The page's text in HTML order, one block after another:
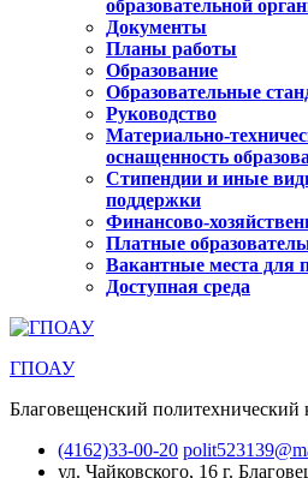
образовательной
Документы
Планы работы
Образование
Образовательные
Руководство
Материально-
оснащенность
Стипендии и иные
поддержки
Финансово-
Платные
Вакантные места для
Доступная среда
ГПОАУ
Благовещенский политехнический
(4162)33-00-20
ул. Чайковского, 16 г.